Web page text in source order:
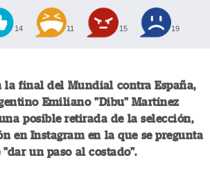
14 11 15 19
la final del Mundial contra España,
Emiliano "Dibu" Martínez
posible retirada de la selección,
en Instagram en la que se pregunta
un paso al costado".